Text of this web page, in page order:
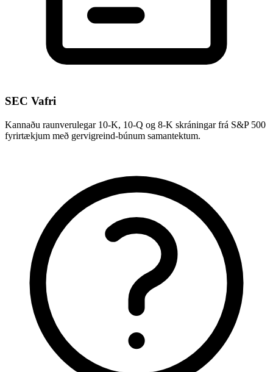
SEC Vafri
Kannaðu raunverulegar 10-K, 10-Q og 8-K skráningar frá S&P 500
fyrirtækjum með gervigreind-búnum samantektum.